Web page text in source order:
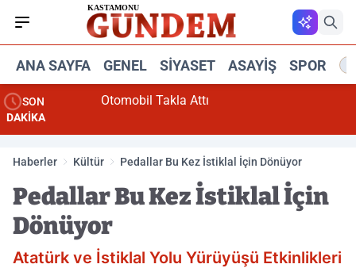
ANA SAYFA GENEL SIYASET ASAYIŞ SPOR
SON
DAKİKA
Otomobil Takla Attı
Haberler Kültür Pedallar Bu Kez İstiklal İçin Dönüyor
Pedallar Bu Kez İstiklal İçin
Dönüyor
Atatürk ve İstiklal Yolu Yürüyüşü Etkinlikleri